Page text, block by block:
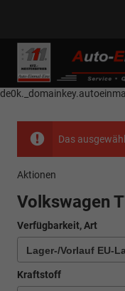
------------ Host Name :
selector1-aee-
Name :
Das
Aktionen
Volkswagen
Verfügbarkeit, Art
Kraftstoff